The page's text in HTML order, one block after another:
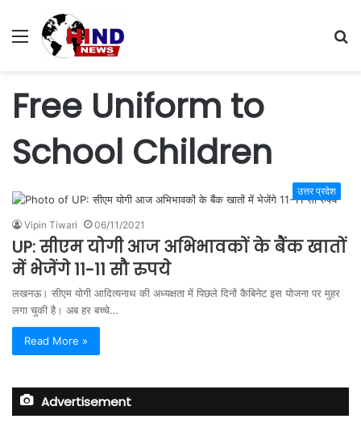
Menu
Free Uniform to
School Children
उत्तर प्रदेश
Vipin Tiwari 06/11/2021
UP: सीएम योगी आज अभिभावकों के बैंक खातों
में भेजेंगे 11-11 सौ रुपये
लखनऊ। सीएम योगी आदित्यनाथ की अध्यक्षता में पिछले दिनों कैबिनेट इस योजना पर मुहर
लगा चुकी है। अब हर बच्चे…
Read More »
Advertisement